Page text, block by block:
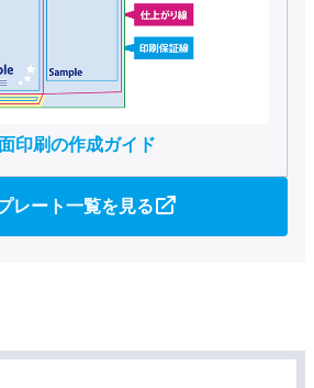
印刷の作成ガイド
レート一覧を見る